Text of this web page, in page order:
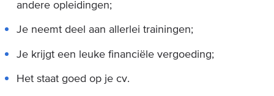
andere opleidingen;
Je neemt deel aan allerlei trainingen;
Je krijgt een leuke financiële vergoeding;
Het staat goed op je cv.